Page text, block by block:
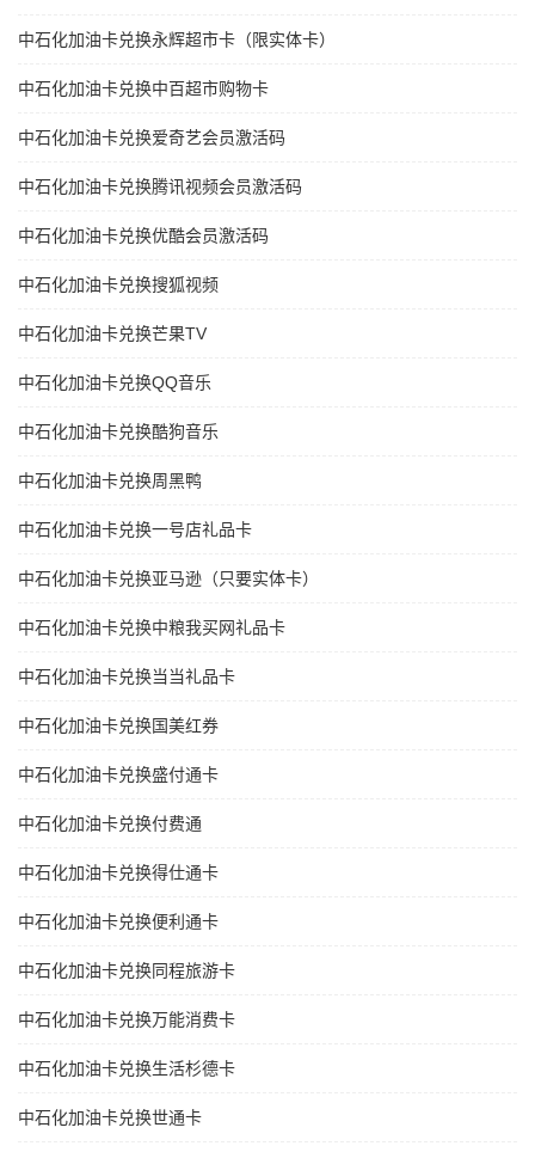
中石化加油卡兑换永辉超市卡（限实体卡）
中石化加油卡兑换中百超市购物卡
中石化加油卡兑换爱奇艺会员激活码
中石化加油卡兑换腾讯视频会员激活码
中石化加油卡兑换优酷会员激活码
中石化加油卡兑换搜狐视频
中石化加油卡兑换芒果TV
中石化加油卡兑换QQ音乐
中石化加油卡兑换酷狗音乐
中石化加油卡兑换周黑鸭
中石化加油卡兑换一号店礼品卡
中石化加油卡兑换亚马逊（只要实体卡）
中石化加油卡兑换中粮我买网礼品卡
中石化加油卡兑换当当礼品卡
中石化加油卡兑换国美红券
中石化加油卡兑换盛付通卡
中石化加油卡兑换付费通
中石化加油卡兑换得仕通卡
中石化加油卡兑换便利通卡
中石化加油卡兑换同程旅游卡
中石化加油卡兑换万能消费卡
中石化加油卡兑换生活杉德卡
中石化加油卡兑换世通卡